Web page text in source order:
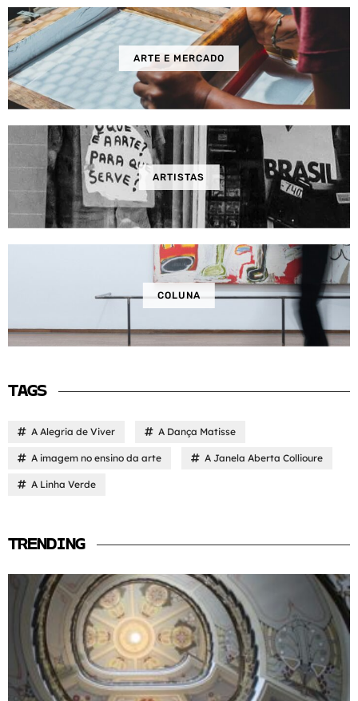
ARTE E MERCADO
ARTISTAS
COLUNA
TAGS
A Alegria de Viver A Dança Matisse
A imagem no ensino da arte A Janela Aberta Collioure
A Linha Verde
TRENDING